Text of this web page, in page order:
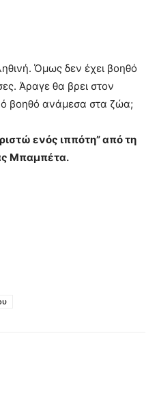
Όμως δεν έχει βοηθό
Άραγε θα βρει στον
βοηθό ανάμεσα στα ζώα;
ενός ιππότη” από τη
Μπαμπέτα.